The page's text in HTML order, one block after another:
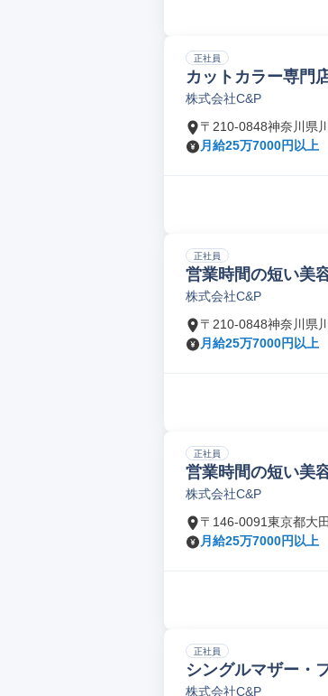
正社員
カットカラー専門
株式会社C&P
〒210-0848神奈川県
月給25万7000円以上
正社員
営業時間の短い美
株式会社C&P
〒210-0848神奈川県
月給25万7000円以上
正社員
営業時間の短い美
株式会社C&P
〒146-0091東京都大
月給25万7000円以上
正社員
シングルマザー・
株式会社C&P